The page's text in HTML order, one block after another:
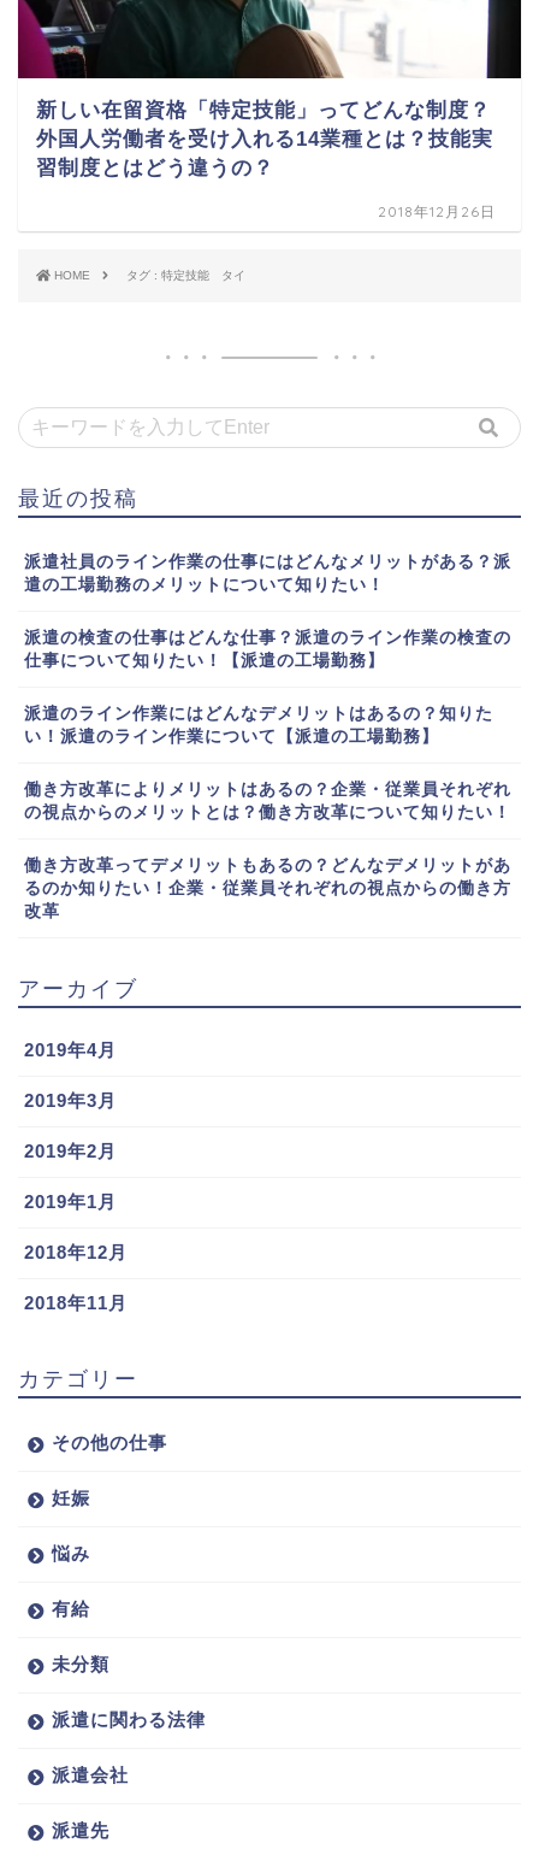
新しい在留資格「特定技能」ってどんな制度？
外国人労働者を受け入れる14業種とは？技能実
習制度とはどう違うの？
2018年12月26日
HOME タグ : 特定技能 タイ
最近の投稿
派遣社員のライン作業の仕事にはどんなメリットがある？派
遣の工場勤務のメリットについて知りたい！
派遣の検査の仕事はどんな仕事？派遣のライン作業の検査の
仕事について知りたい！【派遣の工場勤務】
派遣のライン作業にはどんなデメリットはあるの？知りた
い！派遣のライン作業について【派遣の工場勤務】
働き方改革によりメリットはあるの？企業・従業員それぞれ
の視点からのメリットとは？働き方改革について知りたい！
働き方改革ってデメリットもあるの？どんなデメリットがあ
るのか知りたい！企業・従業員それぞれの視点からの働き方
改革
アーカイブ
2019年4月
2019年3月
2019年2月
2019年1月
2018年12月
2018年11月
カテゴリー
その他の仕事
妊娠
悩み
有給
未分類
派遣に関わる法律
派遣会社
派遣先